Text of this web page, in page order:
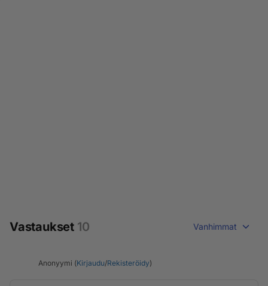
Vastaukset 10 Vanhimmat
Anonyymi (Kirjaudu/Rekisteröidy)